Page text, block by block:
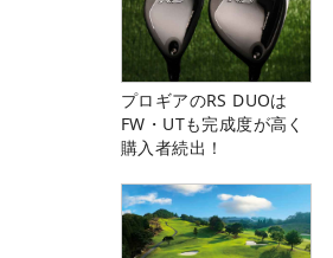
プロギアのRS DUOは
FW・UTも完成度が高く
購入者続出！